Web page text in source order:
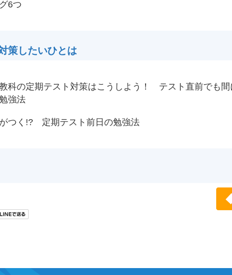
6つ
策したいひとは
科の定期テスト対策はこうしよう！ テスト直前でも間
強法
つく!? 定期テスト前日の勉強法